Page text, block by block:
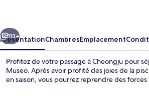
Suivant
113+
PrésentationChambresEmplacement
Profitez de votre passage à Cheongju pour
Museo. Après avoir profité des joies de la
en saison, vous pourrez reprendre des forces